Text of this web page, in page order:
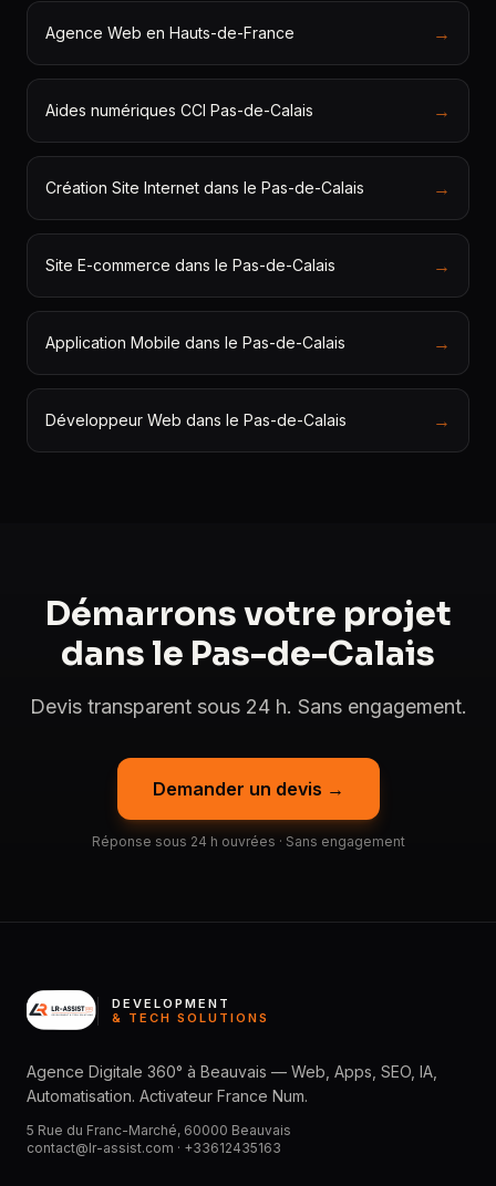
Agence Web en Hauts-de-France →
Aides numériques CCI Pas-de-Calais →
Création Site Internet dans le Pas-de-Calais →
Site E-commerce dans le Pas-de-Calais →
Application Mobile dans le Pas-de-Calais →
Développeur Web dans le Pas-de-Calais →
Démarrons votre projet
dans le Pas-de-Calais
Devis transparent sous 24 h. Sans engagement.
Demander un devis →
Réponse sous 24 h ouvrées · Sans engagement
DEVELOPMENT
& TECH SOLUTIONS
Agence Digitale 360° à Beauvais — Web, Apps, SEO, IA,
Automatisation. Activateur France Num.
5 Rue du Franc-Marché, 60000 Beauvais
contact@lr-assist.com · +33612435163